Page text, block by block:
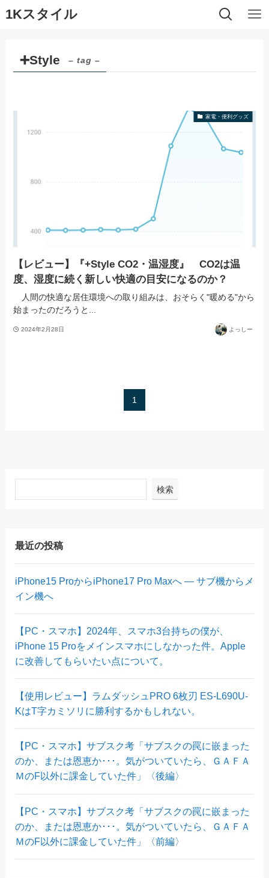
1Kスタイル
➕Style – tag –
家電・便利グッズ
【レビュー】『+Style CO2・温湿度』 CO2は温
度、湿度に続く新しい快適の目安になるのか？
人間の快適な居住環境への取り組みは、おそらく"暖める"から
始まったのだろうと...
2024年2月28日 よっしー
1
検索
最近の投稿
iPhone15 ProからiPhone17 Pro Maxへ ― サブ機からメ
イン機へ
【PC・スマホ】2024年、スマホ3台持ちの僕が、
iPhone 15 Proをメインスマホにしなかった件。Apple
に改善してもらいたい点について。
【使用レビュー】ラムダッシュPRO 6枚刃 ES-L690U-
KはT字カミソリに勝利するかもしれない。
【PC・スマホ】サブスク考「サブスクの罠に嵌まった
のか、または恩恵か･･･。気がついていたら、ＧＡＦＡ
ＭのF以外に課金していた件」〈後編〉
【PC・スマホ】サブスク考「サブスクの罠に嵌まった
のか、または恩恵か･･･。気がついていたら、ＧＡＦＡ
ＭのF以外に課金していた件」〈前編〉